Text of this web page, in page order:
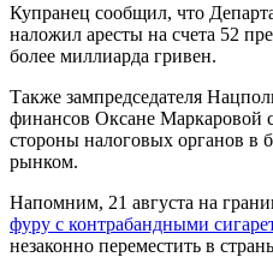
Купранец сообщил, что
наложил аресты на счета 52
более миллиарда гривен.
Также зампредседателя
финансов Оксане Маркаровой
стороны налоговых органов в
рынком.
Напомним, 21 августа на
фуру с контрабандными
незаконно переместить в